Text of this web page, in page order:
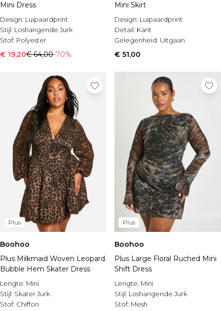
Mini Dress
Design: Luipaardprint
Stijl: Loshangende Jurk
Stof: Polyester
€ 19,20€ 64,00-70%
Mini Skirt
Design: Luipaardprint
Detail: Kant
Gelegenheid: Uitgaan
€ 51,00
Plus
Boohoo
Plus Milkmaid Woven Leopard
Bubble Hem Skater Dress
Lengte: Mini
Stijl: Skater Jurk
Stof: Chiffon
Plus
Boohoo
Plus Large Floral Ruched Mini
Shift Dress
Lengte: Mini
Stijl: Loshangende Jurk
Stof: Mesh